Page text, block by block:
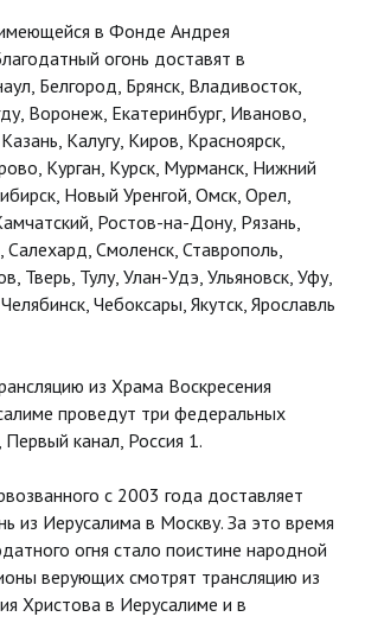
в Фонде Андрея
огонь доставят в
Белгород, Брянск, Владивосток,
Воронеж, Екатеринбург, Иваново,
Калугу, Киров, Красноярск,
Курган, Курск, Мурманск, Нижний
Новый Уренгой, Омск, Орел,
Ростов-на-Дону, Рязань,
Салехард, Смоленск, Ставрополь,
Тверь, Тулу, Улан-Удэ, Ульяновск, Уфу,
Челябинск, Чебоксары, Якутск, Ярославль
из Храма Воскресения
проведут три федеральных
канал, Россия 1.
с 2003 года доставляет
из Иерусалима в Москву. За это время
огня стало поистине народной
верующих смотрят трансляцию из
Христова в Иерусалиме и в